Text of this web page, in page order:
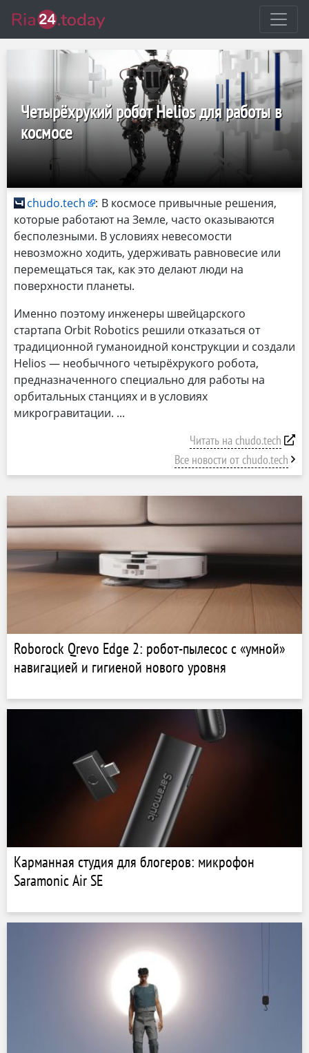
Четырёхрукий робот Helios для работы в
космосе
chudo.tech : В космосе привычные решения,
которые работают на Земле, часто оказываются
бесполезными. В условиях невесомости
невозможно ходить, удерживать равновесие или
перемещаться так, как это делают люди на
поверхности планеты.
Именно поэтому инженеры швейцарского
стартапа Orbit Robotics решили отказаться от
традиционной гуманоидной конструкции и создали
Helios — необычного четырёхрукого робота,
предназначенного специально для работы на
орбитальных станциях и в условиях
микрогравитации.
Читать на chudo.tech
Все новости от chudo.tech
Roborock Qrevo Edge 2: робот-пылесос с «умной»
навигацией и гигиеной нового уровня
Карманная студия для блогеров: микрофон
Saramonic Air SE